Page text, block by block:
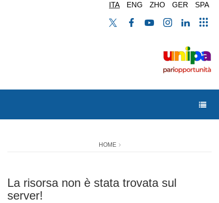
ITA ENG ZHO GER SPA
HOME
La risorsa non è stata trovata sul
server!